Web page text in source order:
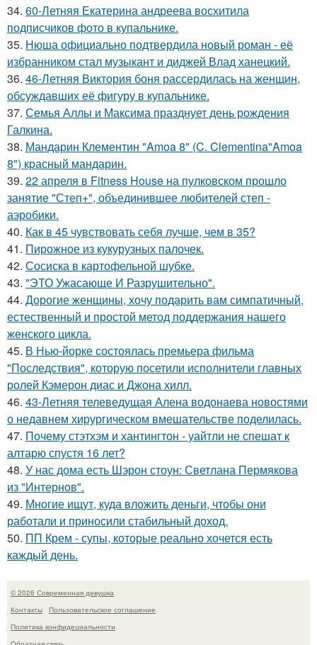
34. 60-Летняя Екатерина андреева восхитила
подписчиков фото в купальнике.
35. Нюша официально подтвердила новый роман - её
избранником стал музыкант и диджей Влад ханецкий.
36. 46-Летняя Виктория боня рассердилась на женщин,
обсуждавших её фигуру в купальнике.
37. Семья Аллы и Максима празднует день рождения
Галкина.
38. Мандарин Клементин "Amoa 8" (C. Clementina"Amoa
8") красный мандарин.
39. 22 апреля в Fitness House на пулковском прошло
занятие "Степ+", объединившее любителей степ -
аэробики.
40. Как в 45 чувствовать себя лучше, чем в 35?
41. Пирожное из кукурузных палочек.
42. Сосиска в картофельной шубке.
43. "ЭТО Ужасающе И Разрушительно".
44. Дорогие женщины, хочу подарить вам симпатичный,
естественный и простой метод поддержания нашего
женского цикла.
45. В Нью-йорке состоялась премьера фильма
"Последствия", которую посетили исполнители главных
ролей Кэмерон диас и Джона хилл.
46. 43-Летняя телеведущая Алена водонаева новостями
о недавнем хирургическом вмешательстве поделилась.
47. Почему стэтхэм и хантингтон - уайтли не спешат к
алтарю спустя 16 лет?
48. У нас дома есть Шэрон стоун: Светлана Пермякова
из "Интернов".
49. Многие ищут, куда вложить деньги, чтобы они
работали и приносили стабильный доход.
50. ПП Крем - супы, которые реально хочется есть
каждый день.
© 2026 Современная девушка
Контакты
Пользовательское соглашение
Политика конфидециальности